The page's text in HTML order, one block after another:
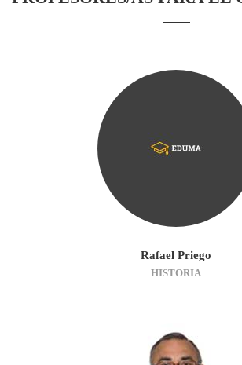
Rafael Priego
HISTORIA